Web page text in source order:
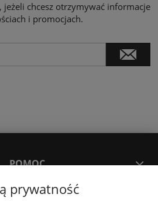
jeżeli chcesz otrzymywać informacje
i promocjach.
POMOC
prywatność